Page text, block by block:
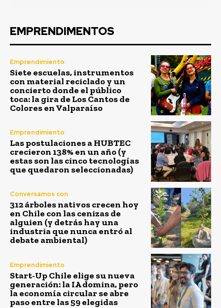
EMPRENDIMENTOS
Emprendimiento
Siete escuelas, instrumentos
con material reciclado y un
concierto donde el público
toca: la gira de Los Cantos de
Colores en Valparaíso
Emprendimiento
Las postulaciones a HUBTEC
crecieron 138% en un año (y
estas son las cinco tecnologías
que quedaron seleccionadas)
Conversamos con
312 árboles nativos crecen hoy
en Chile con las cenizas de
alguien (y detrás hay una
industria que nunca entró al
debate ambiental)
Emprendimiento
Start-Up Chile elige su nueva
generación: la IA domina, pero
la economía circular se abre
paso entre las 59 elegidas